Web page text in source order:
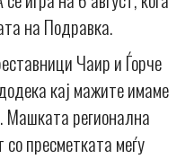
на Подравка.
Чаир и Ѓорче
кај мажите имаме
Машката регионална
со пресметката меѓу